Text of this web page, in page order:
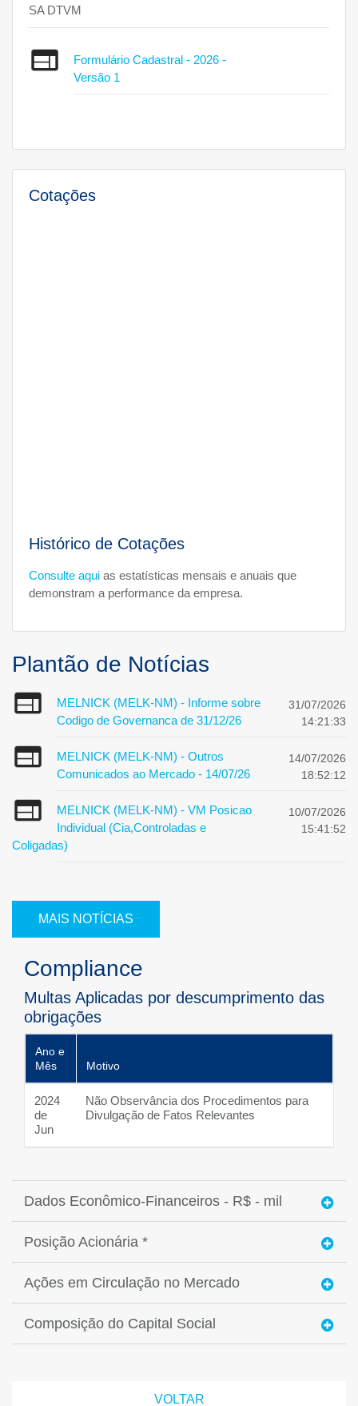
SA DTVM
Formulário Cadastral - 2026 -
Versão 1
Cotações
Histórico de Cotações
Consulte aqui as estatísticas mensais e anuais que
demonstram a performance da empresa.
Plantão de Notícias
31/07/2026
14:21:33
MELNICK (MELK-NM) - Informe sobre
Codigo de Governanca de 31/12/26
14/07/2026
18:52:12
MELNICK (MELK-NM) - Outros
Comunicados ao Mercado - 14/07/26
10/07/2026
15:41:52
MELNICK (MELK-NM) - VM Posicao
Individual (Cia,Controladas e
Coligadas)
MAIS NOTÍCIAS
Compliance
Multas Aplicadas por descumprimento das
obrigações
Ano e
Mês
Motivo
2024
de
Jun
Não Observância dos Procedimentos para
Divulgação de Fatos Relevantes
Dados Econômico-Financeiros - R$ - mil
Posição Acionária *
Ações em Circulação no Mercado
Composição do Capital Social
VOLTAR